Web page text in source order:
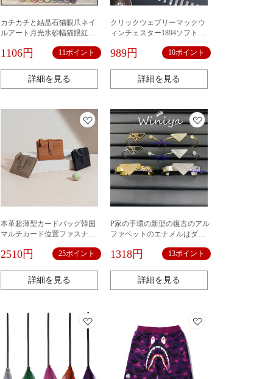
カチカチと結晶石猫眼爪ネイ
ルアート月光氷砂幅猫眼紅本
1106円 11ポイント
詳細を見る
クリックウェブリーマックウ
ィンチェスター1894ソフトガ
銃の模型
989円 10ポイント
詳細を見る
本革超薄型カードバッグ韓国
マルチカード位置ファスナー
革シンプル通勤カードバッグ
2510円 25ポイント
詳細を見る
P家の手環の新型の復古のアル
ファベットのエナメルはダイ
手を飾って女性の気質を飾っ
似合います。
1318円 13ポイント
詳細を見る